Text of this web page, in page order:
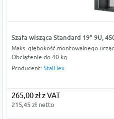
Szafa wisząca Standard 19" 9U,
Maks. głębokość montowalnego
Obciążenie do 40 kg
Producent: StalFlex
265,00 zł z VAT
215,45 zł netto